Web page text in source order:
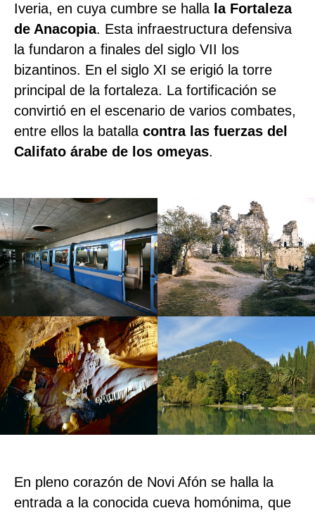
Iveria, en cuya cumbre se halla la Fortaleza
de Anacopia. Esta infraestructura defensiva
la fundaron a finales del siglo VII los
bizantinos. En el siglo XI se erigió la torre
principal de la fortaleza. La fortificación se
convirtió en el escenario de varios combates,
entre ellos la batalla contra las fuerzas del
Califato árabe de los omeyas.
En pleno corazón de Novi Afón se halla la
entrada a la conocida cueva homónima, que